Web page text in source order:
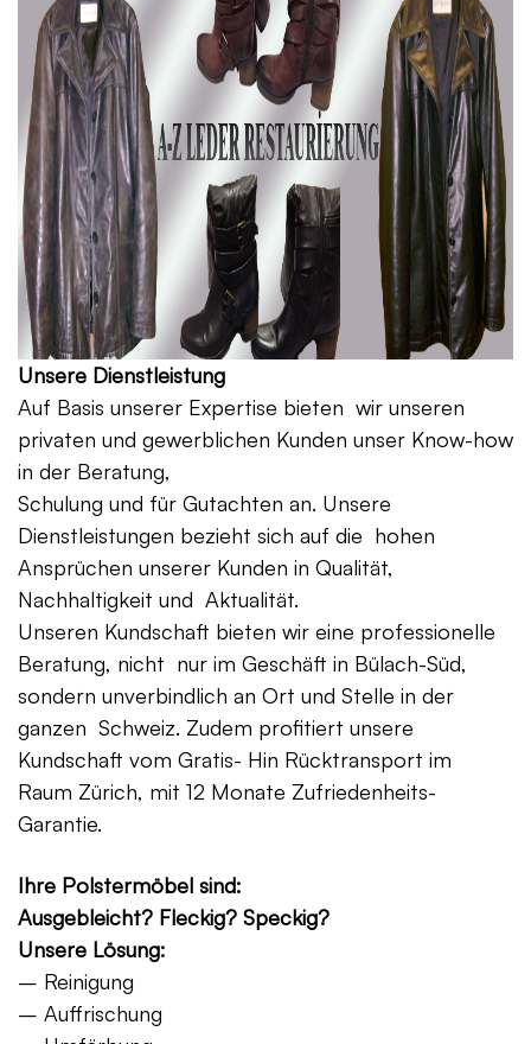
Unsere Dienstleistung
Auf Basis unserer Expertise bieten wir unseren
privaten und gewerblichen Kunden unser Know-how
in der Beratung,
Schulung und für Gutachten an. Unsere
Dienstleistungen bezieht sich auf die hohen
Ansprüchen unserer Kunden in Qualität,
Nachhaltigkeit und Aktualität.
Unseren Kundschaft bieten wir eine professionelle
Beratung, nicht nur im Geschäft in Bülach-Süd,
sondern unverbindlich an Ort und Stelle in der
ganzen Schweiz. Zudem profitiert unsere
Kundschaft vom Gratis- Hin Rücktransport im
Raum Zürich, mit 12 Monate Zufriedenheits-
Garantie.
Ihre Polstermöbel sind:
Ausgebleicht? Fleckig? Speckig?
Unsere Lösung:
– Reinigung
– Auffrischung